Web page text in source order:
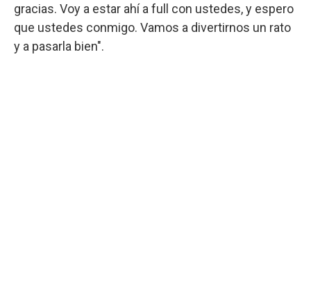
gracias. Voy a estar ahí a full con ustedes, y espero
que ustedes conmigo. Vamos a divertirnos un rato
y a pasarla bien".